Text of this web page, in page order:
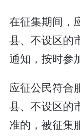
在征集期间，
县、不设区的
通知，按时参
应征公民符合
县、不设区的
准的，被征集